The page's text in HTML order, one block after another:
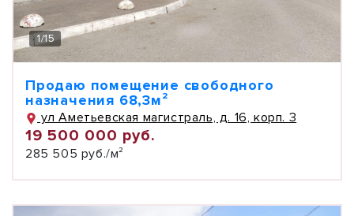
1/15
Продаю помещение свободного
назначения 68,3м²
ул Аметьевская магистраль, д. 16, корп. 3
19 500 000 руб.
285 505 руб./м²